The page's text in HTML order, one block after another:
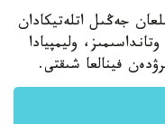
22 -تامىزدا اشىلعان جەڭىل اتلەتيكادان
وليمپيادا
فينالعا شىقتى.